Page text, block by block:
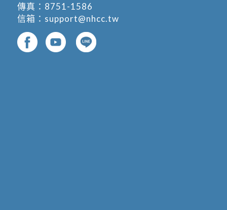
傳真：8751-1586
信箱： support@nhcc.tw